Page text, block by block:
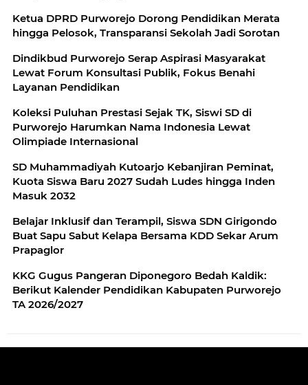
Ketua DPRD Purworejo Dorong Pendidikan Merata
hingga Pelosok, Transparansi Sekolah Jadi Sorotan
Dindikbud Purworejo Serap Aspirasi Masyarakat
Lewat Forum Konsultasi Publik, Fokus Benahi
Layanan Pendidikan
Koleksi Puluhan Prestasi Sejak TK, Siswi SD di
Purworejo Harumkan Nama Indonesia Lewat
Olimpiade Internasional
SD Muhammadiyah Kutoarjo Kebanjiran Peminat,
Kuota Siswa Baru 2027 Sudah Ludes hingga Inden
Masuk 2032
Belajar Inklusif dan Terampil, Siswa SDN Girigondo
Buat Sapu Sabut Kelapa Bersama KDD Sekar Arum
Prapaglor
KKG Gugus Pangeran Diponegoro Bedah Kaldik:
Berikut Kalender Pendidikan Kabupaten Purworejo
TA 2026/2027